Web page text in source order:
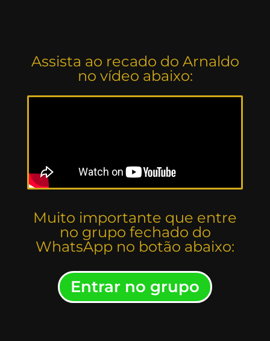
Assista ao recado do Arnaldo
no vídeo abaixo:
Muito importante que entre
no grupo fechado do
WhatsApp no botão abaixo:
Entrar no grupo